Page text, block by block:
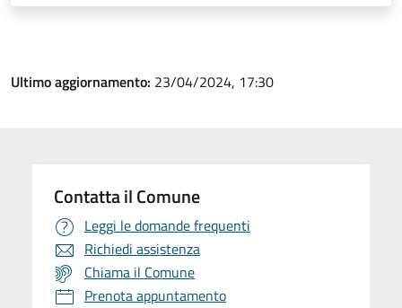
Ultimo aggiornamento: 23/04/2024, 17:30
Contatta il Comune
Leggi le domande frequenti
Richiedi assistenza
Chiama il Comune
Prenota appuntamento